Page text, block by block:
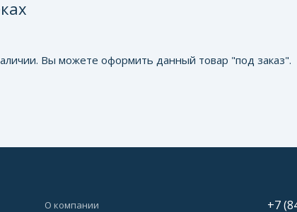
Вы можете оформить данный товар "под заказ".
О компании +7